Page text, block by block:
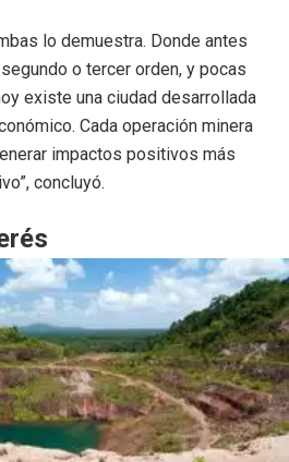
lo demuestra. Donde antes
o tercer orden, y pocas
existe una ciudad desarrollada
Cada operación minera
impactos positivos más
concluyó.